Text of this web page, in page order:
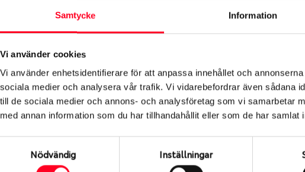
Samtycke Information
Vi använder cookies
Vi använder enhetsidentifierare för att anpassa innehållet och
sociala medier och analysera vår trafik. Vi vidarebefordrar även sådana
till de sociala medier och annons- och analysföretag som vi samarbetar
med annan information som du har tillhandahållit eller som de har samlat
Nödvändig Inställningar
Ibland kan fälgen ha bytts ut under årens lopp
dimension som bilen hade ut från fabrik.
hos Däckspecialen
nya däck eller fälgar hos oss levereras de direkt till någon av
anger du datum och tid för upphämtning eller service.